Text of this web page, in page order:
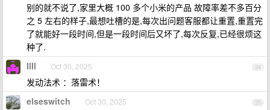
别的就不说了,家里大概 100 多个小米的产品 故障率差不多百分
之 5 左右的样子,最想吐槽的是,每次出问题客服都让重置,重置完
了就能好一段时间,但是一段时间后又坏了,每次反复,已经很烦这
种了.
34
IlIl Oct 30, 2025
发动法术 ：落雷术！
35
elseswitch Oct 30, 2025